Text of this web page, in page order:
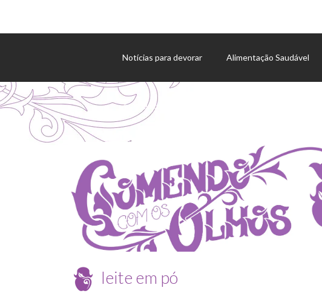
Notícias para devorar Alimentação Saudável
Agenda de eventos
leite em pó